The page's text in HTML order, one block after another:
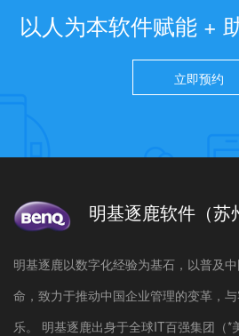
以人为本软件赋能 +
立即预约
明基逐鹿软件（苏
明基逐鹿以数字化经验为基石，以普及
命，致力于推动中国企业管理的变革，
乐。 明基逐鹿出身于全球IT百强集团（*